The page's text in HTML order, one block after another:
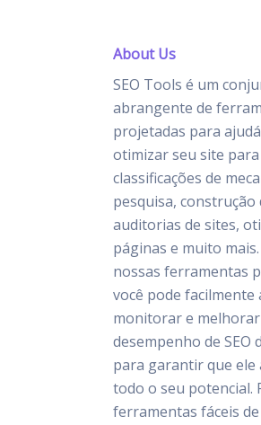
About Us
SEO Tools é um
abrangente de
projetadas para
otimizar seu site para
classificações de
pesquisa, construção
auditorias de sites,
páginas e muito
nossas ferramentas
você pode facilmente
monitorar e
desempenho de SEO
para garantir que ele
todo o seu potencial.
ferramentas fáceis